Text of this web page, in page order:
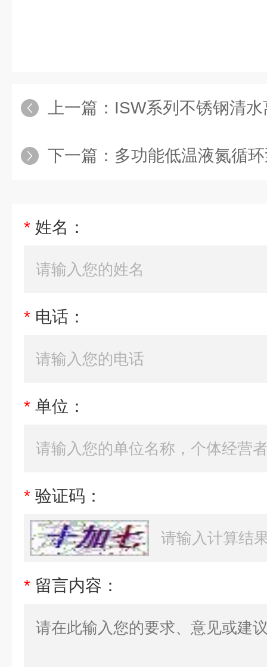
上一篇： ISW系列不锈钢清
下一篇： 多功能低温液氮循
* 姓名：
* 电话：
* 单位：
* 验证码：
* 留言内容：